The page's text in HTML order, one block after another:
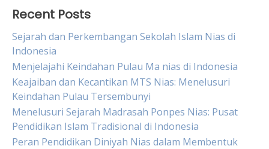
Recent Posts
Sejarah dan Perkembangan Sekolah Islam Nias di
Indonesia
Menjelajahi Keindahan Pulau Ma nias di Indonesia
Keajaiban dan Kecantikan MTS Nias: Menelusuri
Keindahan Pulau Tersembunyi
Menelusuri Sejarah Madrasah Ponpes Nias: Pusat
Pendidikan Islam Tradisional di Indonesia
Peran Pendidikan Diniyah Nias dalam Membentuk